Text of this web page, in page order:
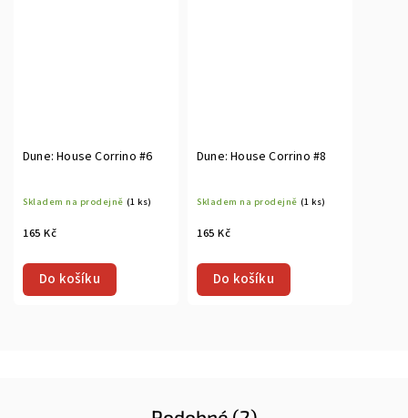
Dune: House Corrino #6
Skladem na prodejně (1 ks)
165 Kč
Do košíku
Dune: House Corrino #8
Skladem na prodejně (1 ks)
165 Kč
Do košíku